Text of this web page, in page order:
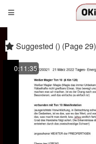
Suggested () (Page 29)
0:11:35